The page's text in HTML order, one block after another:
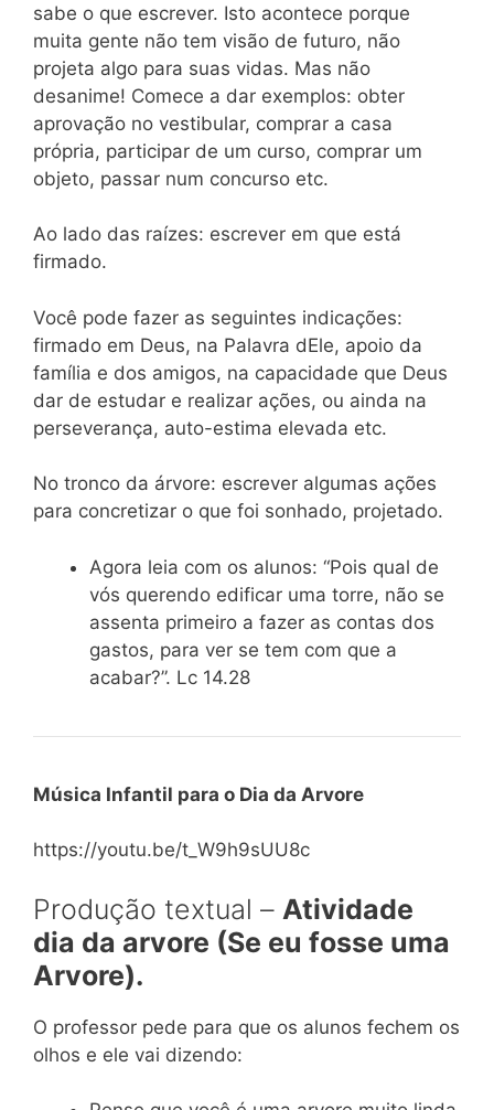
sabe o que escrever. Isto acontece porque
muita gente não tem visão de futuro, não
projeta algo para suas vidas. Mas não
desanime! Comece a dar exemplos: obter
aprovação no vestibular, comprar a casa
própria, participar de um curso, comprar um
objeto, passar num concurso etc.
Ao lado das raízes: escrever em que está
firmado.
Você pode fazer as seguintes indicações:
firmado em Deus, na Palavra dEle, apoio da
família e dos amigos, na capacidade que Deus
dar de estudar e realizar ações, ou ainda na
perseverança, auto-estima elevada etc.
No tronco da árvore: escrever algumas ações
para concretizar o que foi sonhado, projetado.
Agora leia com os alunos: “Pois qual de
vós querendo edificar uma torre, não se
assenta primeiro a fazer as contas dos
gastos, para ver se tem com que a
acabar?”. Lc 14.28
Música Infantil para o Dia da Arvore
https://youtu.be/t_W9h9sUU8c
Produção textual – Atividade
dia da arvore (Se eu fosse uma
Arvore).
O professor pede para que os alunos fechem os
olhos e ele vai dizendo: